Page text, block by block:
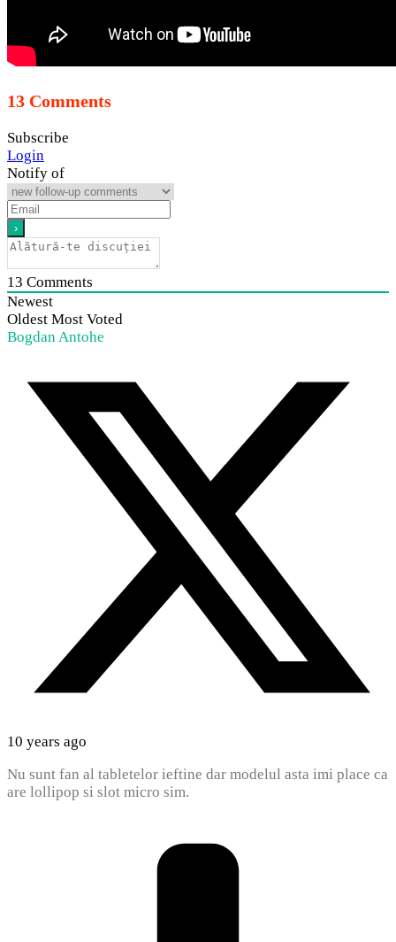
13 Comments
Subscribe
Login
Notify of
13 Comments
Newest
Oldest Most Voted
Bogdan Antohe
10 years ago
Nu sunt fan al tabletelor ieftine dar modelul asta imi place ca
are lollipop si slot micro sim.